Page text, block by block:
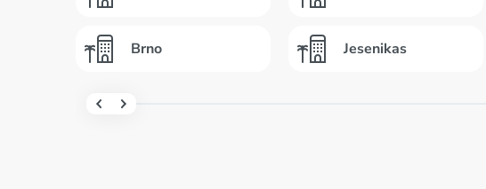
Brno Jesenikas